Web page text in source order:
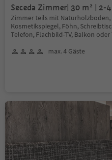
Seceda Zimmer| 30 m² | 2-4
Zimmer teils mit Naturholzboden,
Kosmetikspiegel, Föhn,
Telefon, Flachbild-TV, Balkon oder
max. 4 Gäste